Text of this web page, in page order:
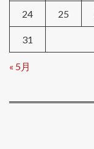
24 25
31
« 5月